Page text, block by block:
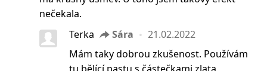
nečekala.
Terka
Sára
21.02.2022
Mám taky dobrou zkušenost. Používám